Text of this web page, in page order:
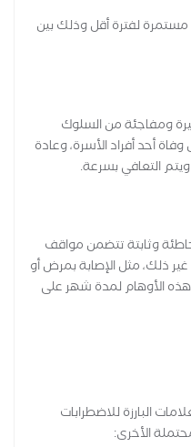
مستمرة لفترة أقل وذلك بين
ومفاجئة من السلوك
أحد أفراد الأسرة، وعادة
التعافي بسرعة.
وثابتة تتضمن مواقف
ذلك، مثل الإصابة بمرض أو
الأوهام لمدة شهر على
البارزة للاضطرابات
الأخرى: